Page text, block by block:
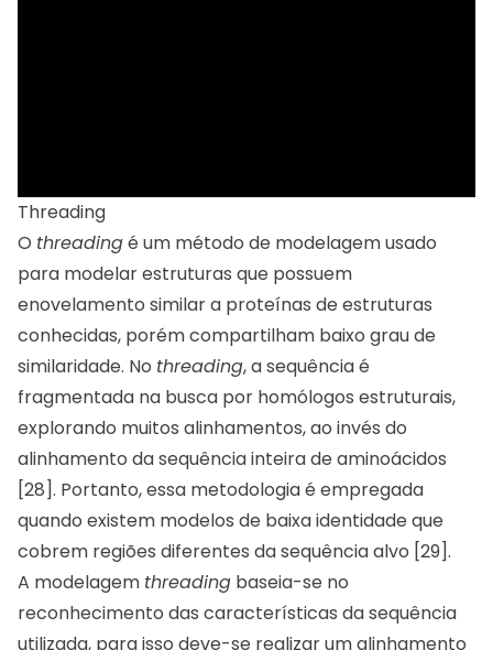
Threading
O threadingé um método de modelagem usado
para modelar estruturas que possuem
enovelamento similar a proteínas de estruturas
conhecidas, porém compartilham baixo grau de
similaridade. No threading, a sequência é
fragmentada na busca por homólogos estruturais,
explorando muitos alinhamentos, ao invés do
alinhamento da sequência inteira de aminoácidos
[28]. Portanto, essa metodologia é empregada
quando existem modelos de baixa identidade que
cobrem regiões diferentes da sequência alvo [29].
A modelagem threading baseia-se no
reconhecimento das características da sequência
utilizada, para isso deve-se realizar um alinhamento